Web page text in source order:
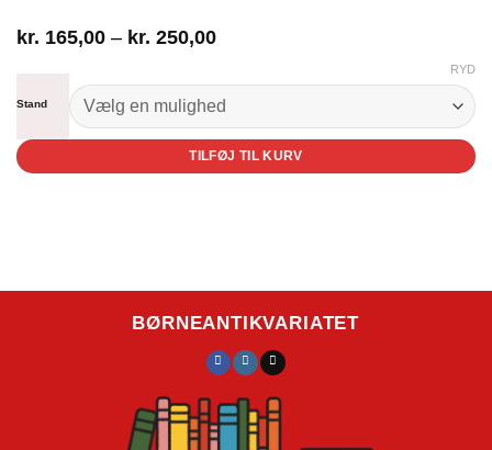
kr. 165,00 – kr. 250,00Prisinterval:
kr. 250,00
Stand
RYD
TILFØJ TIL KURV
BØRNEANTIKVARIATET